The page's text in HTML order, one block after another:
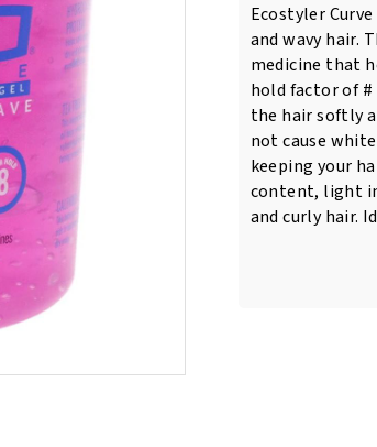
Wave
Pink
Oz/236ml
aantal
Ecostyler
and wavy hair.
medicine that
hold factor of
the hair softly
not cause
keeping your
content, light
and curly hair.